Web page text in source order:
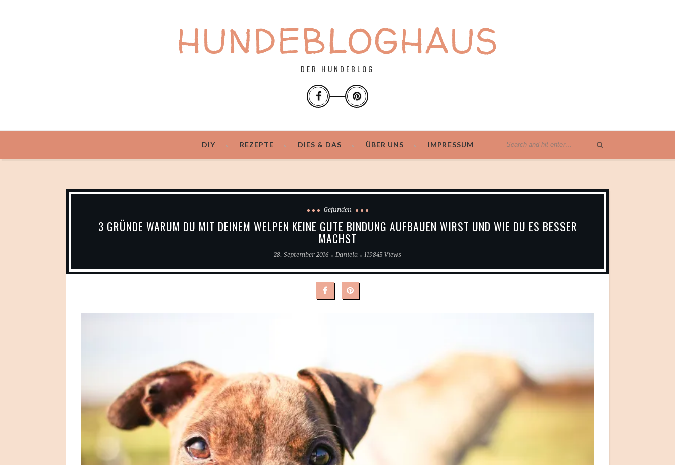
HUNDEBLOGHAUS
DER HUNDEBLOG
DIY REZEPTE DIES & DAS ÜBER UNS IMPRESSUM
Gefunden
3 GRÜNDE WARUM DU MIT DEINEM WELPEN KEINE GUTE BINDUNG AUFBAUEN WIRST UND WIE DU ES BESSER
MACHST
28. September 2016 Daniela 119845 Views